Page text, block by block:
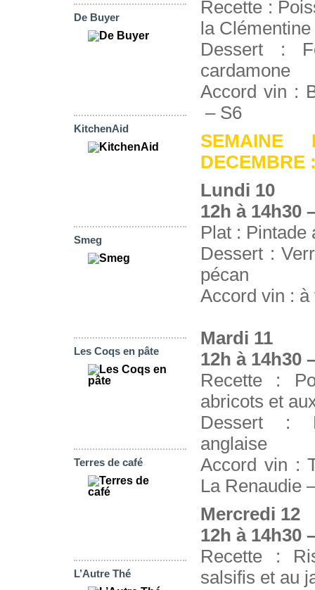
De Buyer
KitchenAid
Smeg
Les Coqs en pâte
Terres de café
L’Autre Thé
Recette :
la
Dessert :
cardamone
Accord vin :
– S6
DECEMBRE
Lundi 10
12h à 14h30
Plat : Pintade
Dessert :
pécan
Accord vin : à
Mardi 11
12h à 14h30
Recette :
abricots et
Dessert :
anglaise
Accord vin :
La Renaudie
Mercredi 12
12h à 14h30
Recette :
salsifis et au